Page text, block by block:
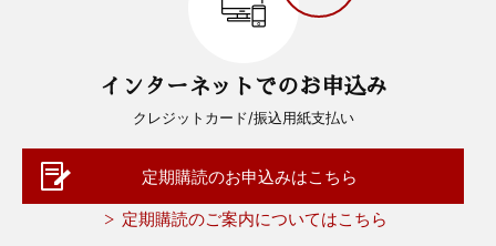
インターネットでのお申込み
クレジットカード/振込用紙支払い
定期購読のお申込みはこちら
定期購読のご案内についてはこちら